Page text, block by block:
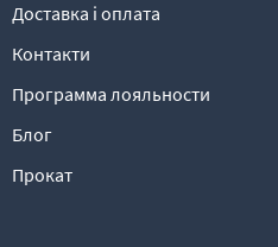
Доставка і оплата
Контакти
Программа лояльности
Блог
Прокат